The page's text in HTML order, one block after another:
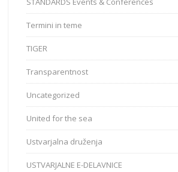
Termini in teme
TIGER
Transparentnost
Uncategorized
United for the sea
Ustvarjalna druženja
USTVARJALNE E-DELAVNICE